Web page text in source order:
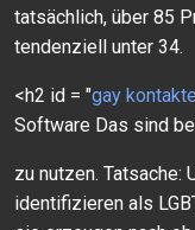
tatsächlich, über 85
tendenziell unter 34.
<h2 id = "gay
Software Das sind
zu nutzen. Tatsache:
identifizieren als